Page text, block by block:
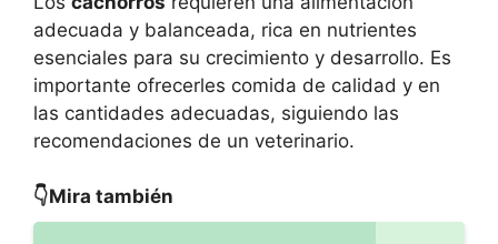
adecuada y balanceada, rica en nutrientes
esenciales para su crecimiento y desarrollo. Es
importante ofrecerles comida de calidad y en
las cantidades adecuadas, siguiendo las
recomendaciones de un veterinario.
👇Mira también